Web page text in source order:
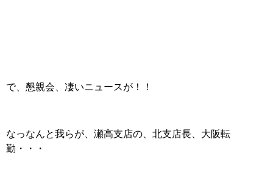
で、懇親会、凄いニュースが！！
なっなんと我らが、瀬高支店の、北支店長、大阪転
勤・・・